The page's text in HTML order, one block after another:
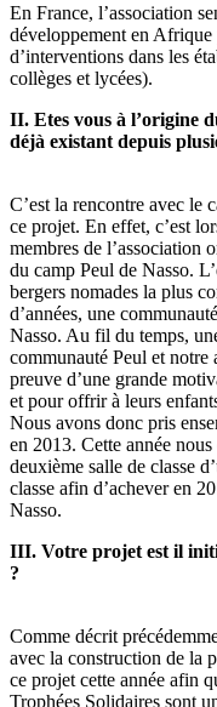
En France, l’association
développement en Afrique
d’interventions dans les
collèges et lycées).
II. Etes vous à l’origine
déjà existant depuis
C’est la rencontre avec le
ce projet. En effet, c’est
membres de l’association
du camp Peul de Nasso.
bergers nomades la plus
d’années, une
Nasso. Au fil du temps,
communauté Peul et
preuve d’une grande
et pour offrir à leurs
Nous avons donc pris
en 2013. Cette année
deuxième salle de classe
classe afin d’achever en
Nasso.
III. Votre projet est il
?
Comme décrit
avec la construction de la
ce projet cette année afin
Trophées Solidaires sont